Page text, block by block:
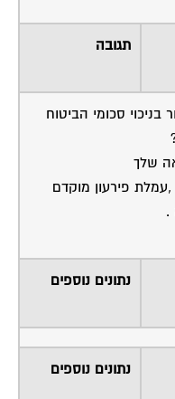
תגובה
בניכוי סכומי הביטוח
שלך
,עמלת פירעון מוקדם
.
נתונים נוספים
נתונים נוספים